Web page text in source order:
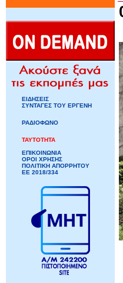
ΕΙΔΗΣΕΙΣ
ΣΥΝΤΑΓΕΣ ΤΟΥ ΕΡΓΕΝΗ
ΡΑΔΙΟΦΩΝΟ
ΤΑΥΤΟΤΗΤΑ
ΕΠΙΚΟΙΝΩΝΙΑ
ΟΡΟΙ ΧΡΗΣΗΣ
ΠΟΛΙΤΙΚΗ ΑΠΟΡΡΗΤΟΥ
ΕΕ 2018/334